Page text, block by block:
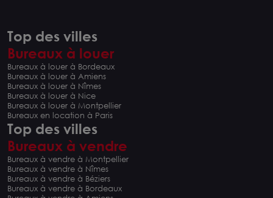
Top des villes
Bureaux à louer
Bureaux à louer à Bordeaux
Bureaux à louer à Amiens
Bureaux à louer à Nîmes
Bureaux à louer à Nice
Bureaux à louer à Montpellier
Bureaux en location à Paris
Top des villes
Bureaux à vendre
Bureaux à vendre à Montpellier
Bureaux à vendre à Nîmes
Bureaux à vendre à Béziers
Bureaux à vendre à Bordeaux